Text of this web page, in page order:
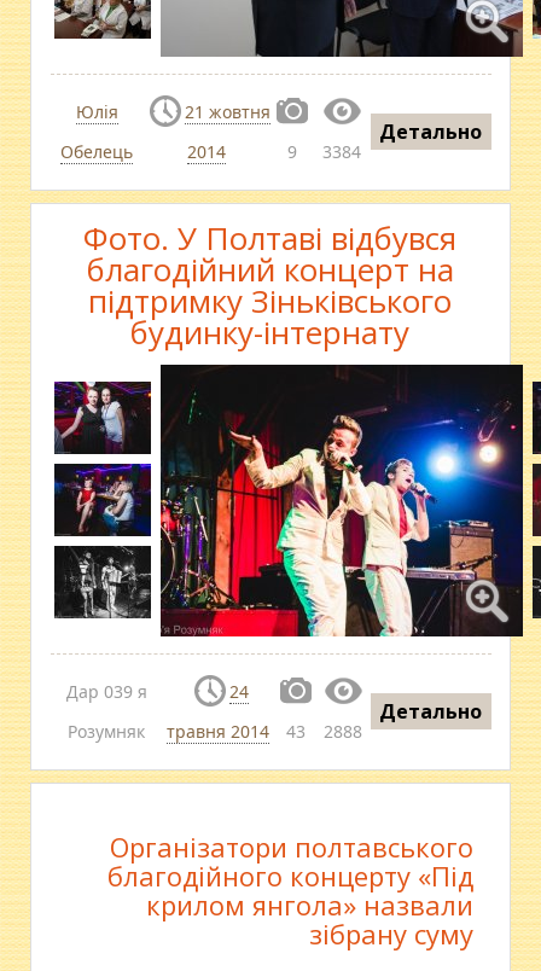
Юлія
Обелець
21 жовтня
2014
9 3384
Детально
Фото. У Полтаві відбувся
благодійний концерт на
підтримку Зіньківського
будинку-інтернату
Дар 039 я
Розумняк
24
травня 2014
43 2888
Детально
Організатори полтавського
благодійного концерту «Під
крилом янгола» назвали
зібрану суму